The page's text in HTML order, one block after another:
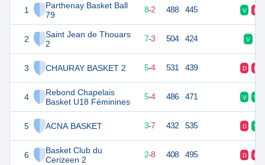
1
Parthenay Basket Ball
79
2
Saint Jean de Thouars
2
3 CHAURAY BASKET 2
4
Rebond Chapelais
Basket U18 Féminines
5 ACNA BASKET
6
Basket Club du
Cerizeen 2
18 10 8-2 488 445 V D
17 10 7-3 504 424 V
14 10 5-4 531 439 D D
14 5-4 486 471 V V
3-7 432 535 D V
2-8 408 495 D D